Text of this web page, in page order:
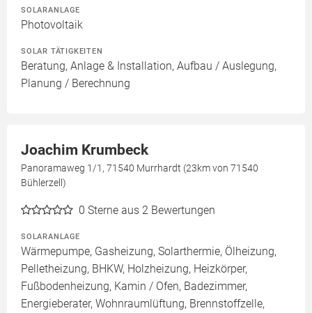
SOLARANLAGE
Photovoltaik
SOLAR TÄTIGKEITEN
Beratung, Anlage & Installation, Aufbau / Auslegung,
Planung / Berechnung
Joachim Krumbeck
Panoramaweg 1/1, 71540 Murrhardt (23km von 71540
Bühlerzell)
0 Sterne aus 2 Bewertungen
SOLARANLAGE
Wärmepumpe, Gasheizung, Solarthermie, Ölheizung,
Pelletheizung, BHKW, Holzheizung, Heizkörper,
Fußbodenheizung, Kamin / Ofen, Badezimmer,
Energieberater, Wohnraumlüftung, Brennstoffzelle,